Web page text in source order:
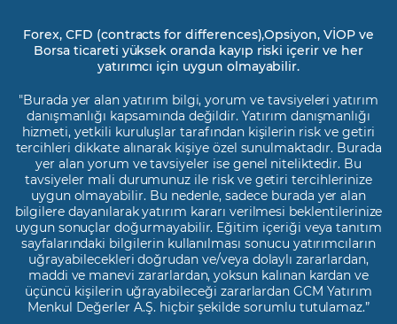
Forex, CFD (contracts for differences),Opsiyon, VİOP ve
Borsa ticareti yüksek oranda kayıp riski içerir ve her
yatırımcı için uygun olmayabilir.
"Burada yer alan yatırım bilgi, yorum ve tavsiyeleri yatırım
danışmanlığı kapsamında değildir. Yatırım danışmanlığı
hizmeti, yetkili kuruluşlar tarafından kişilerin risk ve getiri
tercihleri dikkate alınarak kişiye özel sunulmaktadır. Burada
yer alan yorum ve tavsiyeler ise genel niteliktedir. Bu
tavsiyeler mali durumunuz ile risk ve getiri tercihlerinize
uygun olmayabilir. Bu nedenle, sadece burada yer alan
bilgilere dayanılarak yatırım kararı verilmesi beklentilerinize
uygun sonuçlar doğurmayabilir. Eğitim içeriği veya tanıtım
sayfalarındaki bilgilerin kullanılması sonucu yatırımcıların
uğrayabilecekleri doğrudan ve/veya dolaylı zararlardan,
maddi ve manevi zararlardan, yoksun kalınan kardan ve
üçüncü kişilerin uğrayabileceği zararlardan GCM Yatırım
Menkul Değerler A.Ş. hiçbir şekilde sorumlu tutulamaz.”